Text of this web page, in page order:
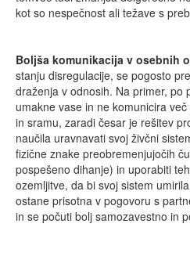
kot so nespečnost ali težave s
Boljša komunikacija v osebnih
stanju disregulacije, se pogosto
draženja v odnosih. Na primer, po
umakne vase in ne komunicira
in sramu, zaradi česar je rešitev
naučila uravnavati svoj živčni
fizične znake preobremenjujočih
pospešeno dihanje) in uporabiti
ozemljitve, da bi svoj sistem
ostane prisotna v pogovoru s
in se počuti bolj samozavestno in